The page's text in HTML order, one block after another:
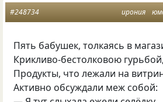
ирония
#248734
Пять бабушек, толкаясь в
Крикливо-бестолковою гурьбой,
Продукты, что лежали на
Активно обсуждали меж собой: